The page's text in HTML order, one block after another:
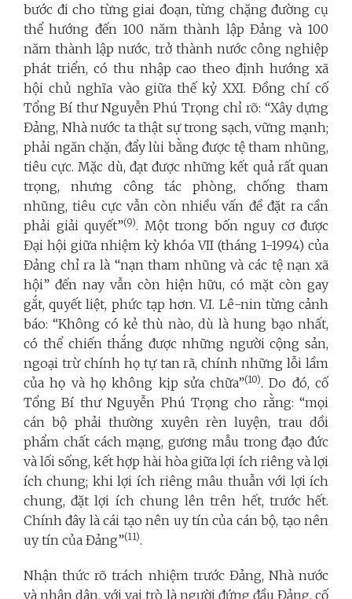
bước đi cho từng giai đoạn, từng chặng đường cụ
thể hướng đến 100 năm thành lập Đảng và 100
năm thành lập nước, trở thành nước công nghiệp
phát triển, có thu nhập cao theo định hướng xã
hội chủ nghĩa vào giữa thế kỷ XXI. Đồng chí cố
Tổng Bí thư Nguyễn Phú Trọng chỉ rõ: “Xây dựng
Đảng, Nhà nước ta thật sự trong sạch, vững mạnh;
phải ngăn chặn, đẩy lùi bằng được tệ tham nhũng,
tiêu cực. Mặc dù, đạt được những kết quả rất quan
trọng, nhưng công tác phòng, chống tham
nhũng, tiêu cực vẫn còn nhiều vấn đề đặt ra cần
phải giải quyết”(9). Một trong bốn nguy cơ được
Đại hội giữa nhiệm kỳ khóa VII (tháng 1-1994) của
Đảng chỉ ra là “nạn tham nhũng và các tệ nạn xã
hội” đến nay vẫn còn hiện hữu, có mặt còn gay
gắt, quyết liệt, phức tạp hơn. V.I. Lê-nin từng cảnh
báo: “Không có kẻ thù nào, dù là hung bạo nhất,
có thể chiến thắng được những người cộng sản,
ngoại trừ chính họ tự tan rã, chính những lỗi lầm
của họ và họ không kịp sửa chữa”(10). Do đó, cố
Tổng Bí thư Nguyễn Phú Trọng cho rằng: “mọi
cán bộ phải thường xuyên rèn luyện, trau dồi
phẩm chất cách mạng, gương mẫu trong đạo đức
và lối sống, kết hợp hài hòa giữa lợi ích riêng và lợi
ích chung; khi lợi ích riêng mâu thuẫn với lợi ích
chung, đặt lợi ích chung lên trên hết, trước hết.
Chính đây là cái tạo nên uy tín của cán bộ, tạo nên
uy tín của Đảng”(11).
Nhận thức rõ trách nhiệm trước Đảng, Nhà nước
và nhân dân, với vai trò là người đứng đầu Đảng, cố